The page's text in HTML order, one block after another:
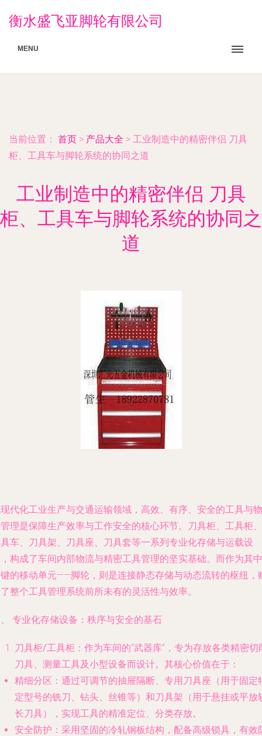
衡水盛飞亚脚轮有限公司
MENU
当前位置： 首页 > 产品大全 > 工业制造中的精密伴侣 刀具
柜、工具车与脚轮系统的协同之道
工业制造中的精密伴侣 刀具
柜、工具车与脚轮系统的协同之
道
代化工业生产与交通运输领域，高效、有序、安全的工具与物
理是保障生产效率与工作安全的核心环节。刀具柜、工具柜、
车、刀具架、刀具座、刀具套等一系列专业化存储与运载设
构成了车间内部物流与精密工具管理的坚实基础。而作为其中
的移动单元——脚轮，则是连接静态存储与动态流转的枢纽，
整个工具管理系统前所未有的灵活性与效率。
专业化存储设备：秩序与安全的基石
刀具柜/工具柜 ：作为车间的“武器库”，专为存放各类精密切
刀具、测量工具及小型设备而设计。其核心价值在于：
精细分区 ：通过可调节的抽屉隔断、专用刀具座（用于固定
定型号的铣刀、钻头、丝锥等）和刀具架（用于悬挂或平放
长刀具），实现工具的精准定位、分类存放。
安全防护 ：采用坚固的冷轧钢板结构，配备高级锁具，有效